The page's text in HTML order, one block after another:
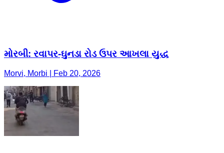
મોરબી: રવાપર-ઘુનડા રોડ ઉપર આખલા યુદ્ધ
Morvi, Morbi | Feb 20, 2026